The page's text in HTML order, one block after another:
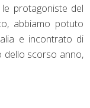
protagoniste del
abbiamo potuto
e incontrato di
dello scorso anno,